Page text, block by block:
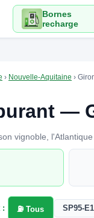
Bornes
recharge
› Nouvelle-Aquitaine ›
—
vignoble,
: ⛽ Tous SP95-